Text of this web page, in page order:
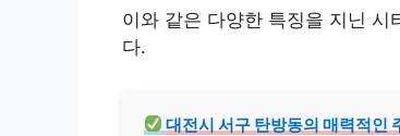
이와 같은 다양한 특징을 지닌 시
다.
대전시 서구 탄방동의 매력적인